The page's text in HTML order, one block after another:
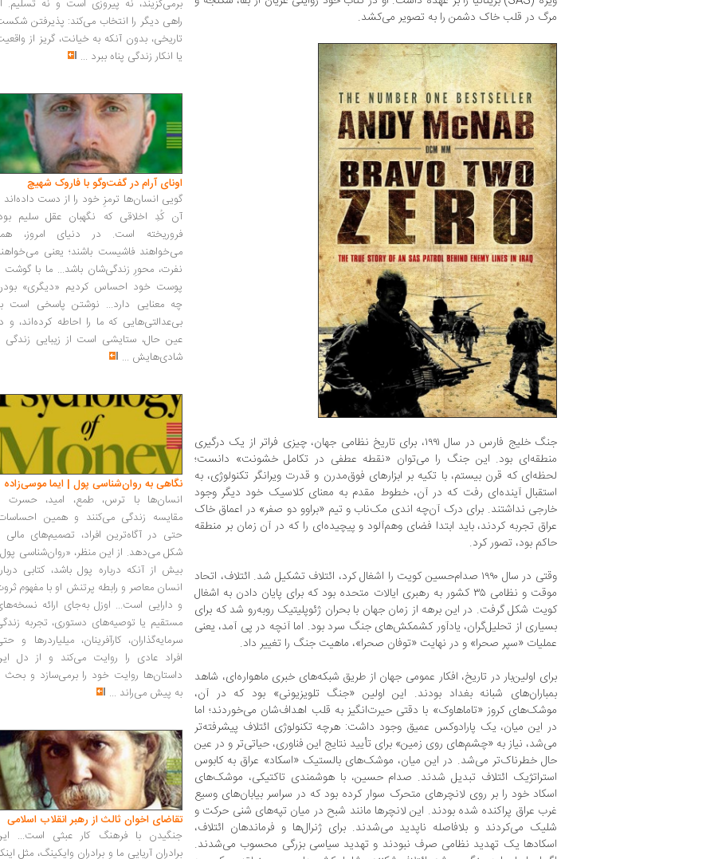
مرگ در قلب خاک دشمن را به تصویر می‌کشد.
جنگ خلیج فارس در سال ۱۹۹۱، برای تاریخ نظامی جهان، چیزی فراتر از یک درگیری
منطقه‌ای بود. این جنگ را می‌توان «نقطه عطفی در تکامل خشونت» دانست؛
لحظه‌ای که قرن بیستم، با تکیه بر ابزارهای فوق‌مدرن و قدرت ویرانگر تکنولوژی، به
استقبال آینده‌ای رفت که در آن، خطوط مقدم به معنای کلاسیک خود دیگر وجود
خارجی نداشتند. برای درک آن‌چه اندی مک‌ناب و تیم «براوو دو صفر» در اعماق خاک
عراق تجربه کردند، باید ابتدا فضای وهم‌آلود و پیچیده‌ای را که در آن زمان بر منطقه
حاکم بود، تصور کرد.
وقتی در سال ۱۹۹۰ صدام‌حسین کویت را اشغال کرد، ائتلاف تشکیل شد. ائتلاف، اتحاد
موقت و نظامی ۳۵ کشور به رهبری ایالات متحده بود که برای پایان دادن به اشغال
کویت شکل گرفت. در این برهه از زمان جهان با بحران ژئوپلیتیک روبه‌رو شد که برای
بسیاری از تحلیل‌گران، یادآور کشمکش‌های جنگ سرد بود. اما آنچه در پی آمد، یعنی
عملیات «سپر صحرا» و در نهایت «توفان صحرا»، ماهیت جنگ را تغییر داد.
برای اولین‌بار در تاریخ، افکار عمومی جهان از طریق شبکه‌های خبری ماهواره‌ای، شاهد
بمباران‌های شبانه بغداد بودند. این اولین «جنگ تلویزیونی» بود که در آن،
موشک‌های کروز «تاماهاوک» با دقتی حیرت‌انگیز به قلب اهداف‌شان می‌خوردند؛ اما
در این میان، یک پارادوکس عمیق وجود داشت: هرچه تکنولوژی ائتلاف پیشرفته‌تر
می‌شد، نیاز به «چشم‌های روی زمین» برای تأیید نتایج این فناوری، حیاتی‌تر و در عین
حال خطرناک‌تر می‌شد. در این میان، موشک‌های بالستیک «اسکاد» عراق به کابوس
استراتژیک ائتلاف تبدیل شدند. صدام حسین، با هوشمندی تاکتیکی، موشک‌های
اسکاد خود را بر روی لانچرهای متحرک سوار کرده بود که در سراسر بیابان‌های وسیع
غرب عراق پراکنده شده بودند. این لانچرها مانند شبح در میان تپه‌های شنی حرکت و
شلیک می‌کردند و بلافاصله ناپدید می‌شدند. برای ژنرال‌ها و فرماندهان ائتلاف،
اسکادها یک تهدید نظامی صرف نبودند و تهدید سیاسی بزرگی محسوب می‌شدند.
برمی‌گزیند، نه پیروزی است و نه تسلیم.
راهی دیگر را انتخاب می‌کند: پذیرفتن
تاریخی، بدون آنکه به خیانت، گریز از
یا انکار زندگی پناه ببرد ...
اونای آرام در گفت‌وگو با فاروک شهیچ‭
گویی انسان‌ها ترمزِ خود را از دست داده‌اند
آن کُدِ اخلاقی که نگهبان عقل سلیم
فروریخته است. در دنیای امروز،
می‌خواهند فاشیست باشند؛ یعنی
نفرت، محورِ زندگی‌شان باشد... ما با گوشت
پوست خود احساس کردیم «دیگری»
چه معنایی دارد... نوشتن پاسخی است
بی‌عدالتی‌هایی که ما را احاطه کرده‌اند، و
عین حال، ستایشی است از زیبایی زندگی
شادی‌هایش ...
نگاهی به روان‌شناسی پول | ایما موسی‌زاده
انسان‌ها با ترس، طمع، امید، حسرت
مقایسه زندگی می‌کنند و همین
حتی در آگاه‌ترین افراد، تصمیم‌های مالی
شکل می‌دهد. از این منظر، «روان‌شناسی
بیش از آنکه درباره پول باشد، کتابی
انسان معاصر و رابطه پرتنش او با مفهوم
و دارایی است... اوزل به‌جای ارائه
مستقیم یا توصیه‌های دستوری، تجربه
سرمایه‌گذاران، کارآفرینان، میلیاردرها و
افراد عادی را روایت می‌کند و از دل
داستان‌ها روایت خود را برمی‌سازد و بحث
به پیش می‌راند ...
تقاضای اخوان ثالث از رهبر انقلاب اسلامی
جنگیدن با فرهنگ کار عبثی است...
برادران آریایی ما و برادران وایکینگ، مثل